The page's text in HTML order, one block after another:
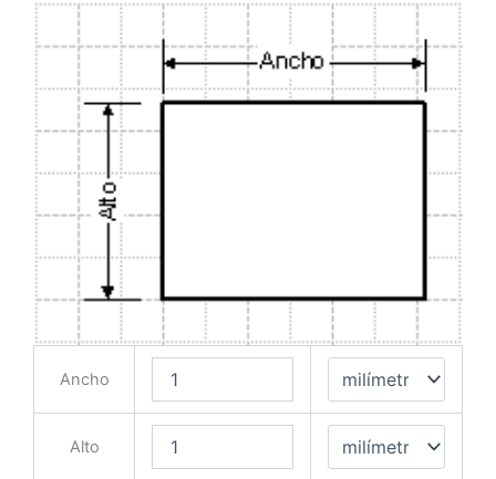
Ancho
Alto